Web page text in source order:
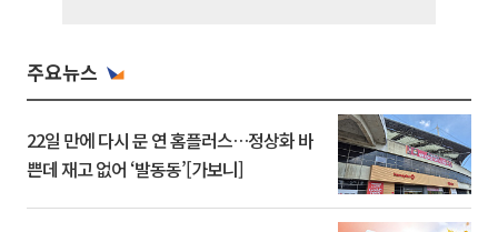
주요뉴스
22일 만에 다시 문 연 홈플러스…정상화 바
쁜데 재고 없어 ‘발동동’[가보니]